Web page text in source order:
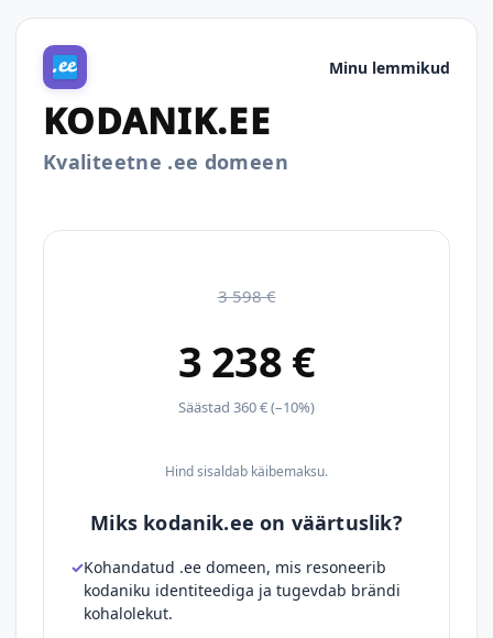
Minu lemmikud
KODANIK.EE
Kvaliteetne .ee domeen
3 598 €
3 238 €
Säästad 360 € (–10%)
Hind sisaldab käibemaksu.
Miks kodanik.ee on väärtuslik?
Kohandatud .ee domeen, mis resoneerib
kodaniku identiteediga ja tugevdab brändi
kohalolekut.